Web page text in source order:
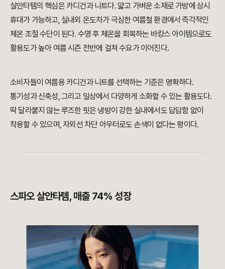
살안타템의 핵심은 카디건과 니트다. 얇고 가벼운 소재로 가방에 상시
휴대가 가능하고, 실내외 온도차가 극심한 여름철 환경에서 즉각적인
체온 조절 수단이 된다. 수영 후 체온을 회복하는 바캉스 아이템으로도
활용도가 높아 여름 시즌 전반에 걸쳐 수요가 이어진다.
소비자들이 여름용 카디건과 니트를 선택하는 기준은 명확하다.
통기성과 신축성, 그리고 일상에서 다양하게 소화할 수 있는 활용도다.
딱 달라붙지 않는 루즈한 핏은 냉방이 강한 실내에서도 답답함 없이
착용할 수 있으며, 자외선 차단 아우터로도 손색이 없다는 평이다.
스파오 살안타템, 매출 74% 성장